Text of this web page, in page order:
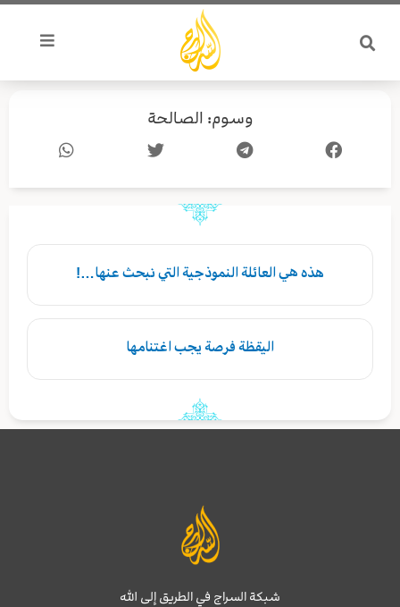
تخطي
المحتوى
وسوم: الصالحة
هذه هي العائلة النموذجية التي نبحث عنها…!
اليقظة فرصة يجب اغتنامها
شبكة السراج في الطريق إلى الله